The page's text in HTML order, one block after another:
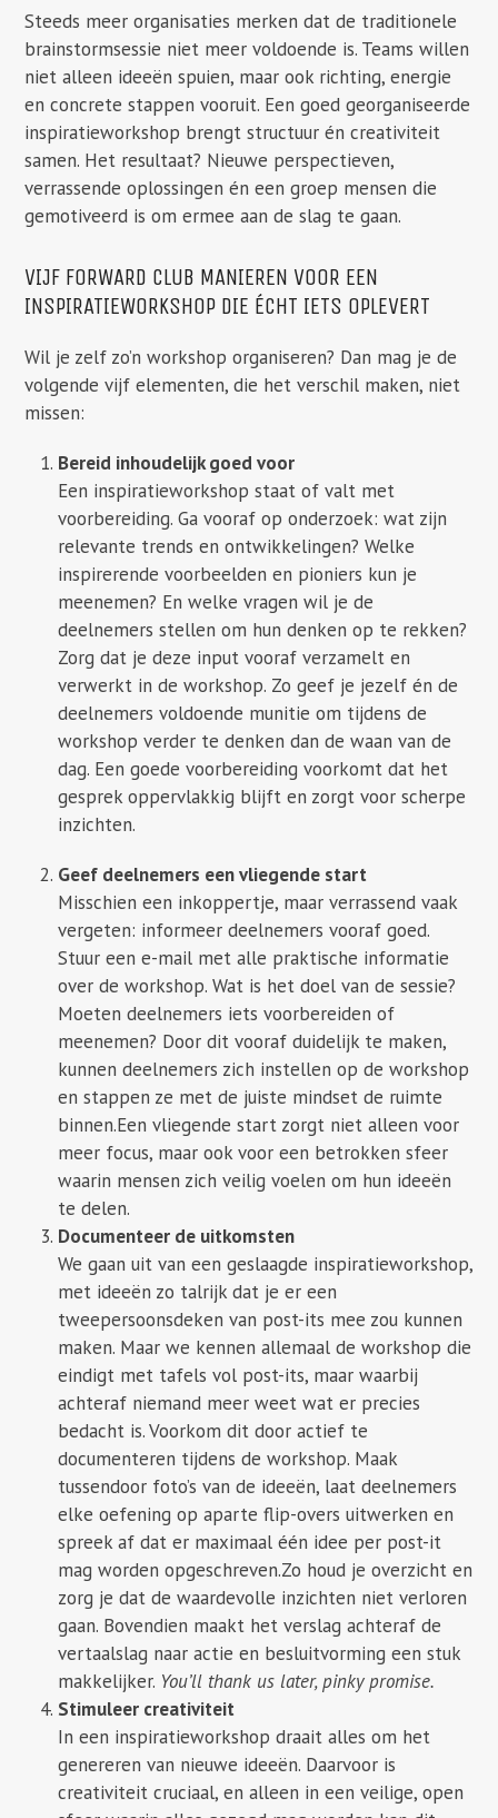
Steeds meer organisaties merken dat de traditionele
brainstormsessie niet meer voldoende is. Teams willen
niet alleen ideeën spuien, maar ook richting, energie
en concrete stappen vooruit. Een goed georganiseerde
inspiratieworkshop brengt structuur én creativiteit
samen. Het resultaat? Nieuwe perspectieven,
verrassende oplossingen én een groep mensen die
gemotiveerd is om ermee aan de slag te gaan.
VIJF FORWARD CLUB MANIEREN VOOR EEN
INSPIRATIEWORKSHOP DIE ÉCHT IETS OPLEVERT
Wil je zelf zo’n workshop organiseren? Dan mag je de
volgende vijf elementen, die het verschil maken, niet
missen:
Bereid inhoudelijk goed voor
Een inspiratieworkshop staat of valt met
voorbereiding. Ga vooraf op onderzoek: wat zijn
relevante trends en ontwikkelingen? Welke
inspirerende voorbeelden en pioniers kun je
meenemen? En welke vragen wil je de
deelnemers stellen om hun denken op te rekken?
Zorg dat je deze input vooraf verzamelt en
verwerkt in de workshop. Zo geef je jezelf én de
deelnemers voldoende munitie om tijdens de
workshop verder te denken dan de waan van de
dag. Een goede voorbereiding voorkomt dat het
gesprek oppervlakkig blijft en zorgt voor scherpe
inzichten.
Geef deelnemers een vliegende start
Misschien een inkoppertje, maar verrassend vaak
vergeten: informeer deelnemers vooraf goed.
Stuur een e-mail met alle praktische informatie
over de workshop. Wat is het doel van de sessie?
Moeten deelnemers iets voorbereiden of
meenemen? Door dit vooraf duidelijk te maken,
kunnen deelnemers zich instellen op de workshop
en stappen ze met de juiste mindset de ruimte
binnen.Een vliegende start zorgt niet alleen voor
meer focus, maar ook voor een betrokken sfeer
waarin mensen zich veilig voelen om hun ideeën
te delen.
Documenteer de uitkomsten
We gaan uit van een geslaagde inspiratieworkshop,
met ideeën zo talrijk dat je er een
tweepersoonsdeken van post-its mee zou kunnen
maken. Maar we kennen allemaal de workshop die
eindigt met tafels vol post-its, maar waarbij
achteraf niemand meer weet wat er precies
bedacht is. Voorkom dit door actief te
documenteren tijdens de workshop. Maak
tussendoor foto’s van de ideeën, laat deelnemers
elke oefening op aparte flip-overs uitwerken en
spreek af dat er maximaal één idee per post-it
mag worden opgeschreven.Zo houd je overzicht en
zorg je dat de waardevolle inzichten niet verloren
gaan. Bovendien maakt het verslag achteraf de
vertaalslag naar actie en besluitvorming een stuk
makkelijker. You’ll thank us later, pinky promise.
Stimuleer creativiteit
In een inspiratieworkshop draait alles om het
genereren van nieuwe ideeën. Daarvoor is
creativiteit cruciaal, en alleen in een veilige, open